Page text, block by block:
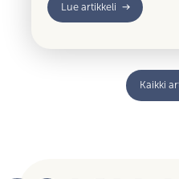
Lue artikkeli
Kaikki